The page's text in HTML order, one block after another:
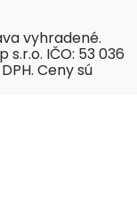
vyhradené.
IČO: 53 036
Ceny sú